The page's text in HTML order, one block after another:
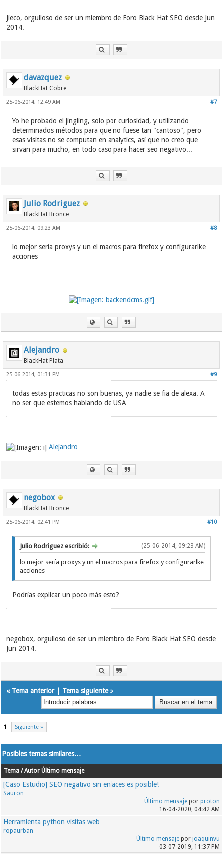
Jieco, orgulloso de ser un miembro de Foro Black Hat SEO desde Jun
2014.
davazquez
BlackHat Cobre
#7
25-06-2014, 12:49 AM
Yo he probado el jingling, solo por curiosidad, y utilizando
determinados métodos para que no fuese tan "cantoso", pero
esas visitas no se computan en analytics, así que no creo que
sirvan para mucho, en todo caso para hacer seo negativo...
Julio Rodriguez
BlackHat Bronce
#8
25-06-2014, 09:23 AM
lo mejor sería proxys y un el macros para firefox y configurarlke
acciones
Alejandro
BlackHat Plata
#9
25-06-2014, 01:31 PM
todas estas practicas no son buenas, ya nadie se fia de alexa. A
no ser que estemos hablando de USA
Alejandro
negobox
BlackHat Bronce
#10
25-06-2014, 02:41 PM
(25-06-2014, 09:23 AM)
Julio Rodriguez escribió:
lo mejor sería proxys y un el macros para firefox y configurarlke
acciones
Podrías explicar un poco más esto?
negobox, orgulloso de ser un miembro de Foro Black Hat SEO desde
Jun 2014.
« Tema anterior| Tema siguiente»
1 Siguiente »
Posibles temas similares…
Tema / Autor Último mensaje
[Caso Estudio] SEO negativo sin enlaces es posible!
Sauron
Último mensajepor proton
16-04-2020, 04:42 AM
Herramienta python visitas web
ropaurban
Último mensajepor joaquinvu
03-07-2019, 11:37 PM